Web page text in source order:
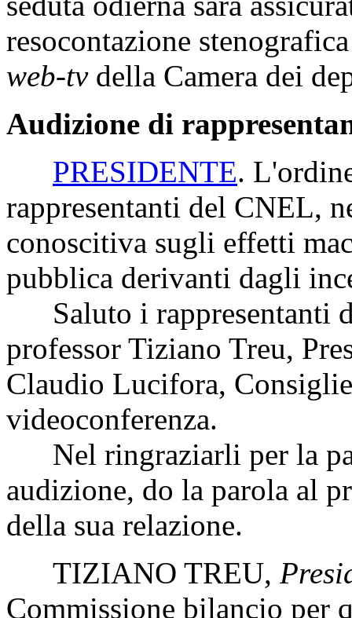
resocontazione
web-tvdella Camera dei
Audizione di
PRESIDENTE.
rappresentanti del CNEL,
conoscitiva sugli effetti
pubblica derivanti dagli
Saluto i rappresentanti
professor Tiziano Treu,
Claudio Lucifora,
videoconferenza.
Nel ringraziarli per la
audizione, do la parola al
della sua relazione.
TIZIANO TREU,
Commissione bilancio per